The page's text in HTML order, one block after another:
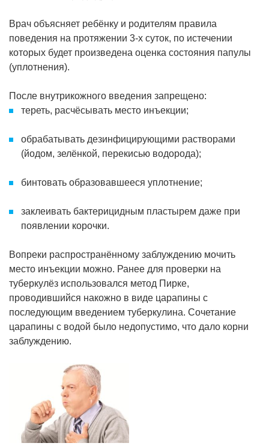
Врач объясняет ребёнку и родителям правила
поведения на протяжении 3-х суток, по истечении
которых будет произведена оценка состояния папулы
(уплотнения).
После внутрикожного введения запрещено:
тереть, расчёсывать место инъекции;
обрабатывать дезинфицирующими растворами
(йодом, зелёнкой, перекисью водорода);
бинтовать образовавшееся уплотнение;
заклеивать бактерицидным пластырем даже при
появлении корочки.
Вопреки распространённому заблуждению мочить
место инъекции можно. Ранее для проверки на
туберкулёз использовался метод Пирке,
проводившийся накожно в виде царапины с
последующим введением туберкулина. Сочетание
царапины с водой было недопустимо, что дало корни
заблуждению.